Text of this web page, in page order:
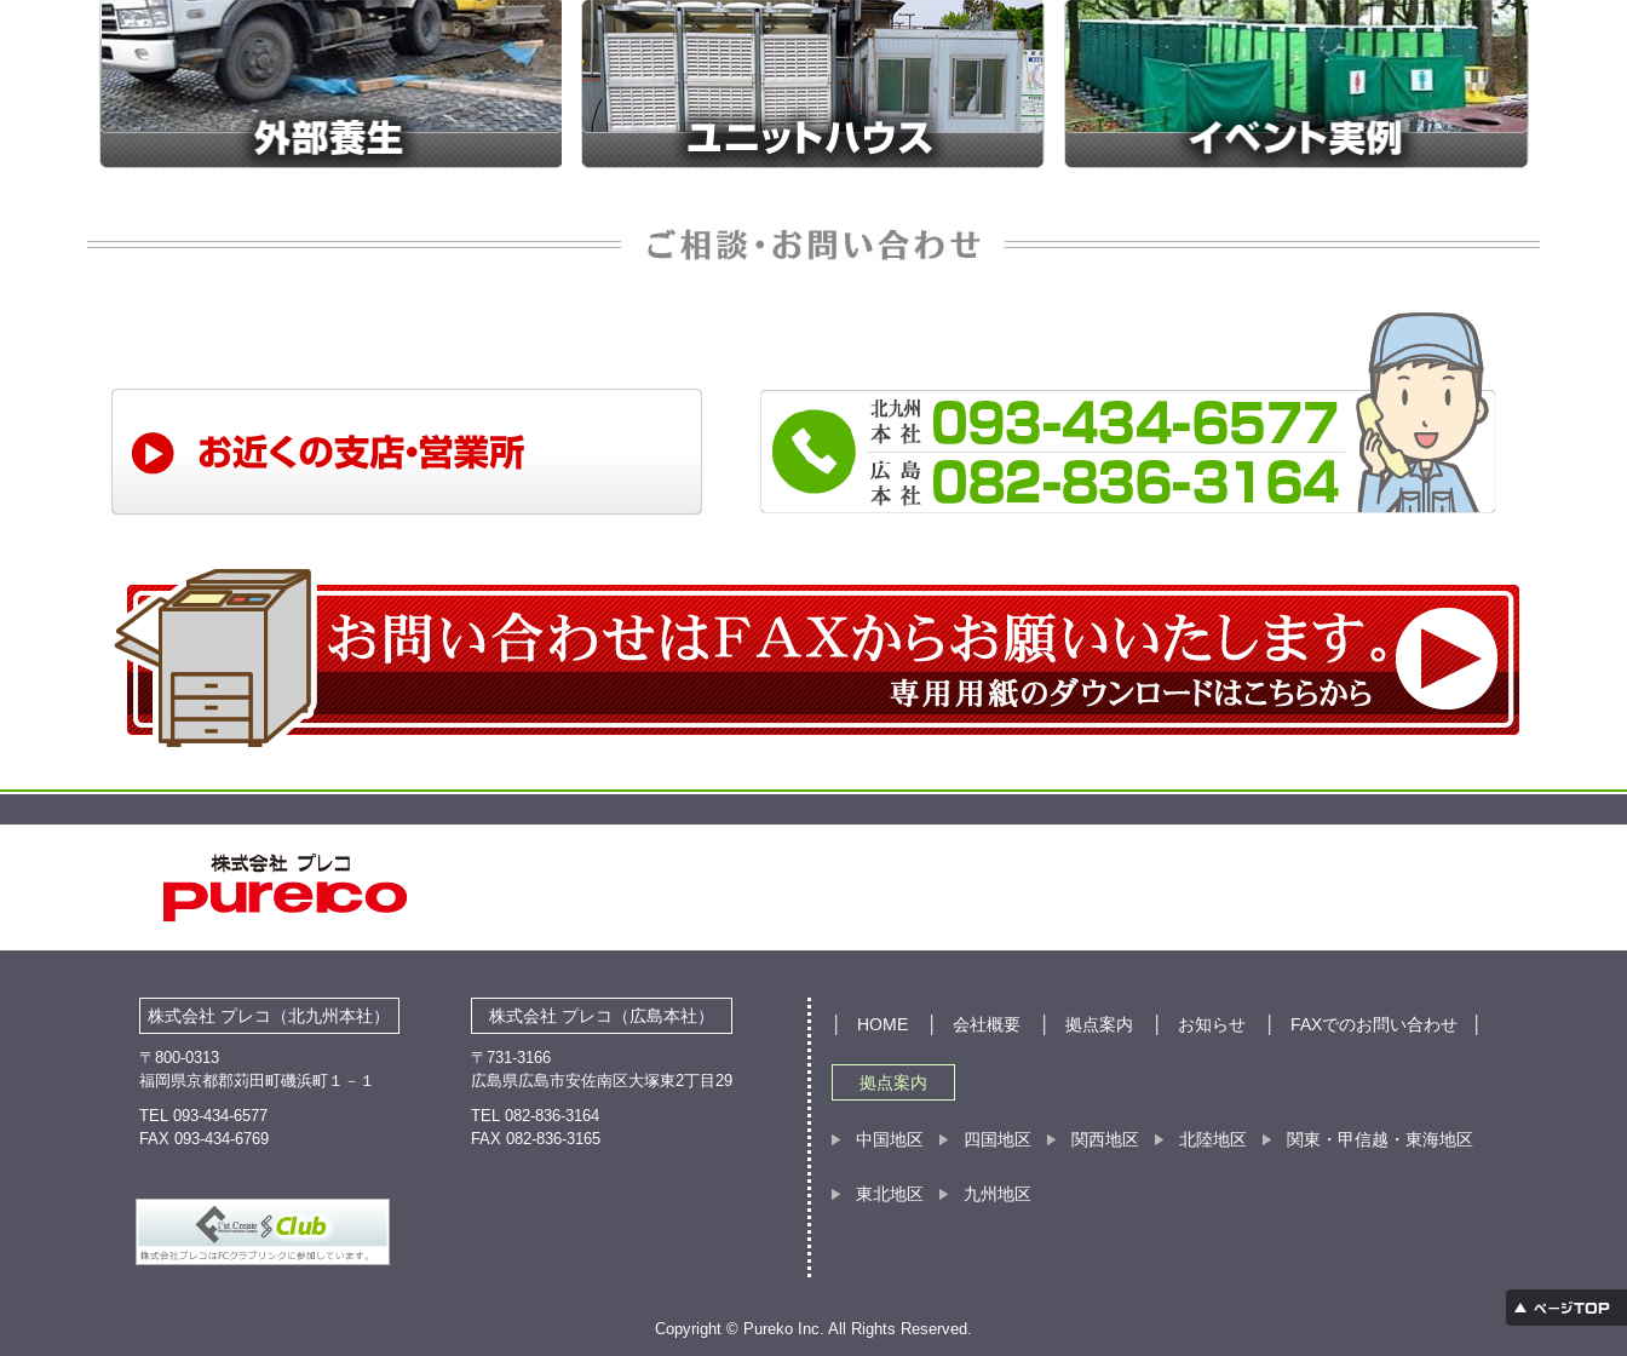
HOME 会社概要 拠点案内 お知らせ FAXでのお問い合わせ
拠点案内
中国地区 四国地区 関西地区 北陸地区 関東・甲信越・東海地区
東北地区 九州地区
株式会社 プレコ（北九州本社）
〒800-0313
福岡県京都郡苅田町磯浜町１－１
TEL 093-434-6577
FAX 093-434-6769
株式会社 プレコ（広島本社）
〒731-3166
広島県広島市安佐南区大塚東2丁目29
TEL 082-836-3164
FAX 082-836-3165
Copyright © Pureko Inc. All Rights Reserved.